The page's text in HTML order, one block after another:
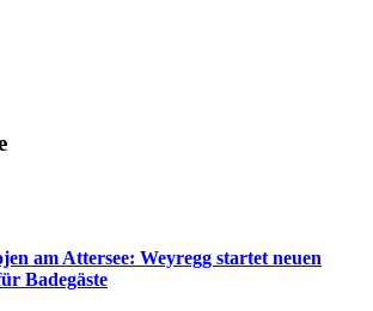
am Attersee: Weyregg startet neuen
Badegäste